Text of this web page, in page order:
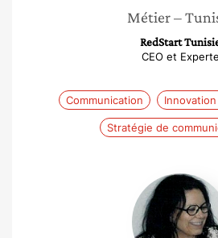
Métier–
RedStart
CEO et Experte
Communication
Stratégie de
Oum
Ben